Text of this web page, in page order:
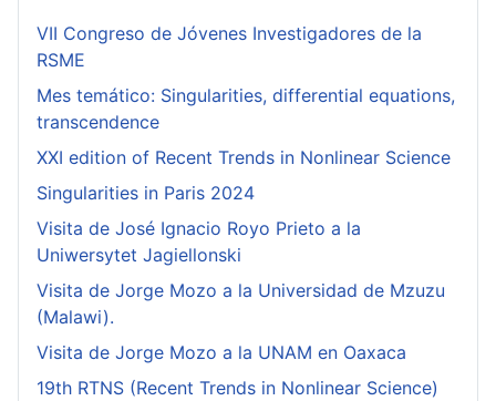
VII Congreso de Jóvenes Investigadores de la
RSME
Mes temático: Singularities, differential equations,
transcendence
XXI edition of Recent Trends in Nonlinear Science
Singularities in Paris 2024
Visita de José Ignacio Royo Prieto a la
Uniwersytet Jagiellonski
Visita de Jorge Mozo a la Universidad de Mzuzu
(Malawi).
Visita de Jorge Mozo a la UNAM en Oaxaca
19th RTNS (Recent Trends in Nonlinear Science)